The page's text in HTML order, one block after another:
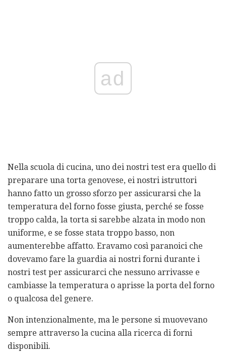
ad
Nella scuola di cucina, uno dei nostri test era quello di
preparare una torta genovese, ei nostri istruttori
hanno fatto un grosso sforzo per assicurarsi che la
temperatura del forno fosse giusta, perché se fosse
troppo calda, la torta si sarebbe alzata in modo non
uniforme, e se fosse stata troppo basso, non
aumenterebbe affatto. Eravamo così paranoici che
dovevamo fare la guardia ai nostri forni durante i
nostri test per assicurarci che nessuno arrivasse e
cambiasse la temperatura o aprisse la porta del forno
o qualcosa del genere.
Non intenzionalmente, ma le persone si muovevano
sempre attraverso la cucina alla ricerca di forni
disponibili.